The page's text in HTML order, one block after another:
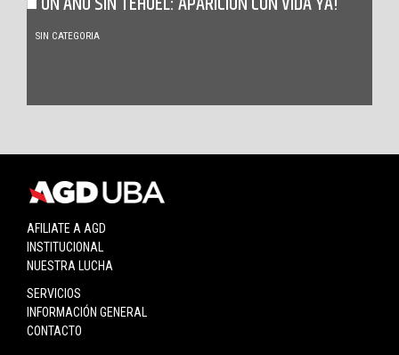
SIN CATEGORIA
AFILIATE A AGD
INSTITUCIONAL
NUESTRA LUCHA
SERVICIOS
INFORMACIÓN GENERAL
CONTACTO